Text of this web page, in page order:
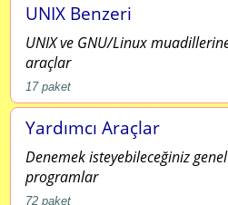
UNIX Benzeri
UNIX ve GNU/Linux
araçlar
17paket
Yardımcı Araçlar
Denemek isteyebileceğiniz
programlar
72 paket